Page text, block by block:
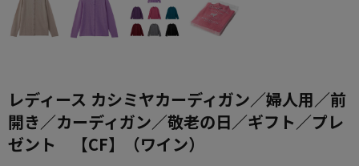
レディース カシミヤカーディガン／婦人用／前
開き／カーディガン／敬老の日／ギフト／プレ
ゼント 【CF】（ワイン）